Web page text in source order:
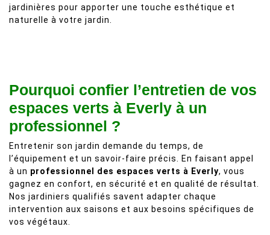
jardinières pour apporter une touche esthétique et
naturelle à votre jardin.
Pourquoi confier l’entretien de vos
espaces verts à Everly à un
professionnel ?
Entretenir son jardin demande du temps, de
l’équipement et un savoir-faire précis. En faisant appel
à un professionnel des espaces verts à Everly, vous
gagnez en confort, en sécurité et en qualité de résultat.
Nos jardiniers qualifiés savent adapter chaque
intervention aux saisons et aux besoins spécifiques de
vos végétaux.